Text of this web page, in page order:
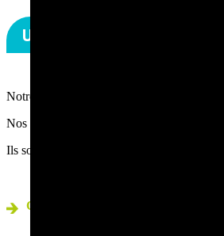
UNE FLOTTE DE POINTE
Notre flotte est composée de véhicules
Nos équipements répondant aux dernières
Ils sont adaptés aux personnes
Confort – Sécurité